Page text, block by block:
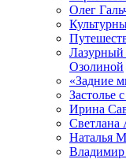
Олег
Лазурный
Озолиной
«Задние
Застолье
Ирина
Светлана
Наталья